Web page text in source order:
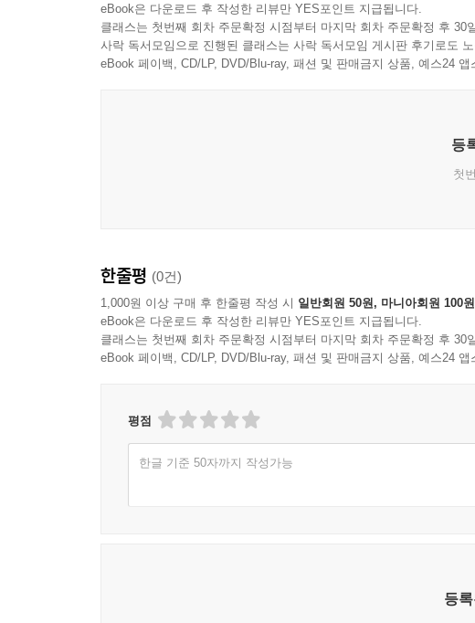
eBook은 다운로드 후 작성한 리뷰만 YES포인트 지급됩니다.
클래스는 첫번째 회차 주문확정 시점부터 마지막 회차 주문확정 후 30
사락 독서모임으로 진행된 클래스는 사락 독서모임 게시판 후기로도
eBook 페이백, CD/LP, DVD/Blu-ray, 패션 및 판매금지 상품, 예스24
등
첫
한줄평 (0건)
1,000원 이상 구매 후 한줄평 작성 시 일반회원 50원, 마니아회원 100원
eBook은 다운로드 후 작성한 리뷰만 YES포인트 지급됩니다.
클래스는 첫번째 회차 주문확정 시점부터 마지막 회차 주문확정 후 30
eBook 페이백, CD/LP, DVD/Blu-ray, 패션 및 판매금지 상품, 예스24
평점
한글 기준 50자까지 작성가능
등